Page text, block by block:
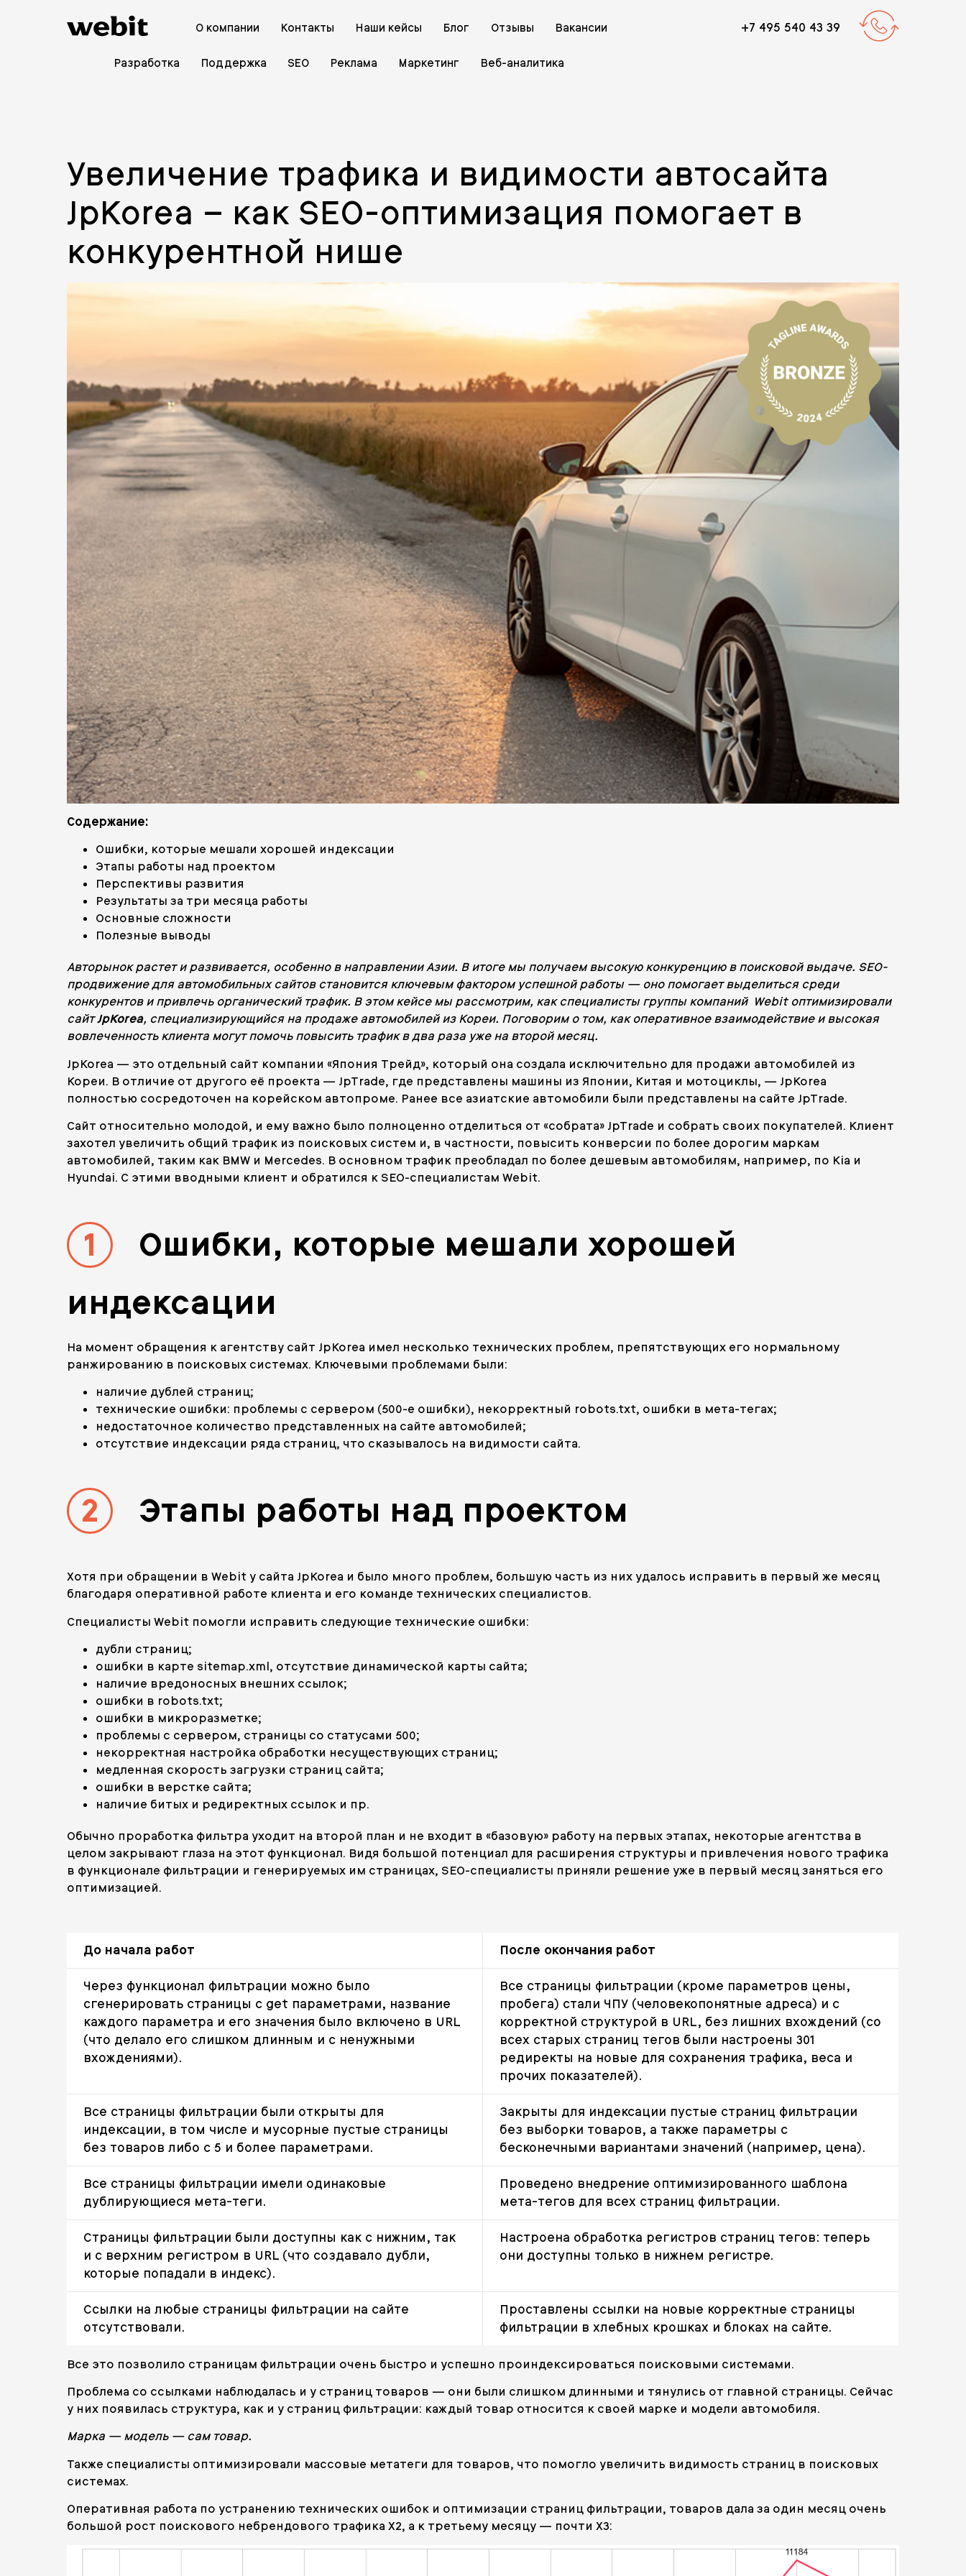
О компании Контакты Наши кейсы Блог Отзывы Вакансии +7 495 540 43 39
Разработка Поддержка SEO Реклама Маркетинг Веб-аналитика
Увеличение трафика и видимости автосайта
JpKorea – как SEO-оптимизация помогает в
конкурентной нише
Содержание:
Ошибки, которые мешали хорошей индексации
Этапы работы над проектом
Перспективы развития
Результаты за три месяца работы
Основные сложности
Полезные выводы
Авторынок растет и развивается, особенно в направлении Азии. В итоге мы получаем высокую конкуренцию в поисковой выдаче. SEO-
продвижение для автомобильных сайтов становится ключевым фактором успешной работы — оно помогает выделиться среди
конкурентов и привлечь органический трафик. В этом кейсе мы рассмотрим, как специалисты группы компаний Webit оптимизировали
сайтJpKorea, специализирующийся на продаже автомобилей из Кореи. Поговорим о том, как оперативное взаимодействие и высокая
вовлеченность клиента могут помочь повысить трафик в два раза уже на второй месяц.
JpKorea — это отдельный сайт компании «Япония Трейд», который она создала исключительно для продажи автомобилей из
Кореи. В отличие от другого её проекта — JpTrade, где представлены машины из Японии, Китая и мотоциклы, — JpKorea
полностью сосредоточен на корейском автопроме. Ранее все азиатские автомобили были представлены на сайте JpTrade.
Сайт относительно молодой, и ему важно было полноценно отделиться от «собрата» JpTrade и собрать своих покупателей. Клиент
захотел увеличить общий трафик из поисковых систем и, в частности, повысить конверсии по более дорогим маркам
автомобилей, таким как BMW и Mercedes. В основном трафик преобладал по более дешевым автомобилям, например, по Kia и
Hyundai. С этими вводными клиент и обратился к SEO-специалистам Webit.
1
Ошибки, которые мешали хорошей
индексации
На момент обращения к агентству сайт JpKorea имел несколько технических проблем, препятствующих его нормальному
ранжированию в поисковых системах. Ключевыми проблемами были:
наличие дублей страниц;
технические ошибки: проблемы с сервером (500-е ошибки), некорректный robots.txt, ошибки в мета-тегах;
недостаточное количество представленных на сайте автомобилей;
отсутствие индексации ряда страниц, что сказывалось на видимости сайта.
2 Этапы работы над проектом
Хотя при обращении в Webit у сайта JpKorea и было много проблем, большую часть из них удалось исправить в первый же месяц
благодаря оперативной работе клиента и его команде технических специалистов.
Специалисты Webit помогли исправить следующие технические ошибки:
дубли страниц;
ошибки в карте sitemap.xml, отсутствие динамической карты сайта;
наличие вредоносных внешних ссылок;
ошибки в robots.txt;
ошибки в микроразметке;
проблемы с сервером, страницы со статусами 500;
некорректная настройка обработки несуществующих страниц;
медленная скорость загрузки страниц сайта;
ошибки в верстке сайта;
наличие битых и редиректных ссылок и пр.
Обычно проработка фильтра уходит на второй план и не входит в «базовую» работу на первых этапах, некоторые агентства в
целом закрывают глаза на этот функционал. Видя большой потенциал для расширения структуры и привлечения нового трафика
в функционале фильтрации и генерируемых им страницах, SEO-специалисты приняли решение уже в первый месяц заняться его
оптимизацией.
До начала работ После окончания работ
Через функционал фильтрации можно было
сгенерировать страницы с get параметрами, название
каждого параметра и его значения было включено в URL
(что делало его слишком длинным и с ненужными
вхождениями).
Все страницы фильтрации (кроме параметров цены,
пробега) стали ЧПУ (человекопонятные адреса) и с
корректной структурой в URL, без лишних вхождений (со
всех старых страниц тегов были настроены 301
редиректы на новые для сохранения трафика, веса и
прочих показателей).
Все страницы фильтрации были открыты для
индексации, в том числе и мусорные пустые страницы
без товаров либо с 5 и более параметрами.
Закрыты для индексации пустые страниц фильтрации
без выборки товаров, а также параметры с
бесконечными вариантами значений (например, цена).
Все страницы фильтрации имели одинаковые
дублирующиеся мета-теги.
Проведено внедрение оптимизированного шаблона
мета-тегов для всех страниц фильтрации.
Страницы фильтрации были доступны как с нижним, так
и с верхним регистром в URL (что создавало дубли,
которые попадали в индекс).
Настроена обработка регистров страниц тегов: теперь
они доступны только в нижнем регистре.
Ссылки на любые страницы фильтрации на сайте
отсутствовали.
Проставлены ссылки на новые корректные страницы
фильтрации в хлебных крошках и блоках на сайте.
Все это позволило страницам фильтрации очень быстро и успешно проиндексироваться поисковыми системами.
Проблема со ссылками наблюдалась и у страниц товаров — они были слишком длинными и тянулись от главной страницы. Сейчас
у них появилась структура, как и у страниц фильтрации: каждый товар относится к своей марке и модели автомобиля.
Марка — модель — сам товар.
Также специалисты оптимизировали массовые метатеги для товаров, что помогло увеличить видимость страниц в поисковых
системах.
Оперативная работа по устранению технических ошибок и оптимизации страниц фильтрации, товаров дала за один месяц очень
большой рост поискового небрендового трафика Х2, а к третьему месяцу — почти Х3: